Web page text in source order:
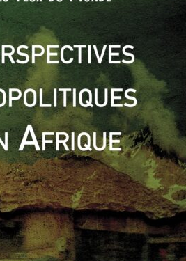
parcours. La Chine est à la fois le
dissensions demeurent – et la plus
étape en félicitant Xi Jinping pour sa
très utile » de la part de la Chine
prendre conscience de l’influence
régionaux. Une attitude plus
Le gouvernement chinois
D’un côté, Xi Jinping a reçu les
Chinois et a déclaré vouloir des
preuve de plus de mesure face à la
THAAD, en territoire sud-coréen,
la mesure où Pékin souhaite bloquer
un réchauffement s’est opéré avec
géant chinois a donc définitivement